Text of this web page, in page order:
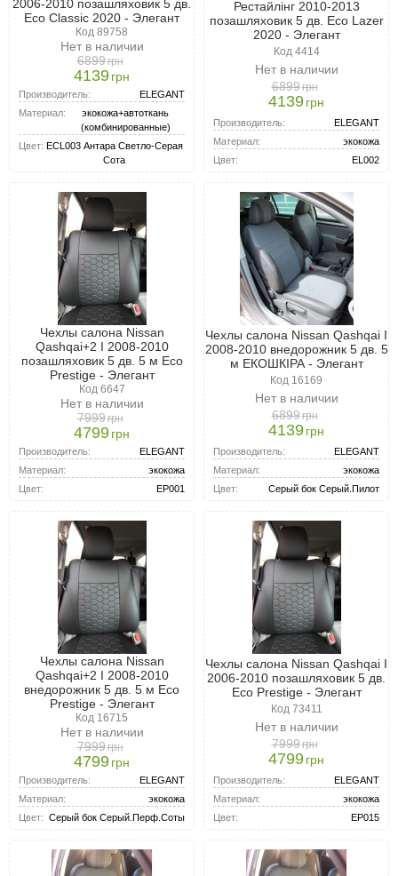
2006-2010 позашляховик 5 дв.
Eco Classic 2020 - Элегант
Код 89758
Нет в наличии
6899грн
4139грн
Производитель:
ELEGANT
Материал:
экокожа+автоткань
(комбинированные)
Цвет: ECL003 Антара Светло-Серая
Сота
Рестайлінг 2010-2013
позашляховик 5 дв. Eco Lazer
2020 - Элегант
Код 4414
Нет в наличии
6899грн
4139грн
Производитель:
ELEGANT
Материал:
экокожа
Цвет:
EL002
Чехлы салона Nissan
Qashqai+2 I 2008-2010
позашляховик 5 дв. 5 м Eco
Prestige - Элегант
Код 6647
Нет в наличии
7999грн
4799грн
Производитель:
ELEGANT
Материал:
экокожа
Цвет:
EP001
Чехлы салона Nissan Qashqai I
2008-2010 внедорожник 5 дв. 5
м ЕКОШКІРА - Элегант
Код 16169
Нет в наличии
6899грн
4139грн
Производитель:
ELEGANT
Материал:
экокожа
Цвет:
Серый бок Серый.Пилот
Чехлы салона Nissan
Qashqai+2 I 2008-2010
внедорожник 5 дв. 5 м Eco
Prestige - Элегант
Код 16715
Нет в наличии
7999грн
4799грн
Производитель:
ELEGANT
Материал:
экокожа
Цвет: Серый бок Серый.Перф.Соты
Чехлы салона Nissan Qashqai I
2006-2010 позашляховик 5 дв.
Eco Prestige - Элегант
Код 73411
Нет в наличии
7999грн
4799грн
Производитель:
ELEGANT
Материал:
экокожа
Цвет:
EP015